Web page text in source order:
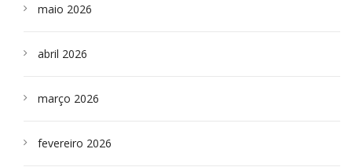
maio 2026
abril 2026
março 2026
fevereiro 2026